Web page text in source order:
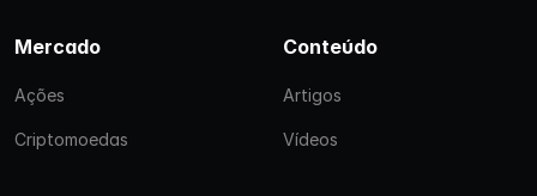
Mercado
Ações
Criptomoedas
Conteúdo
Artigos
Vídeos